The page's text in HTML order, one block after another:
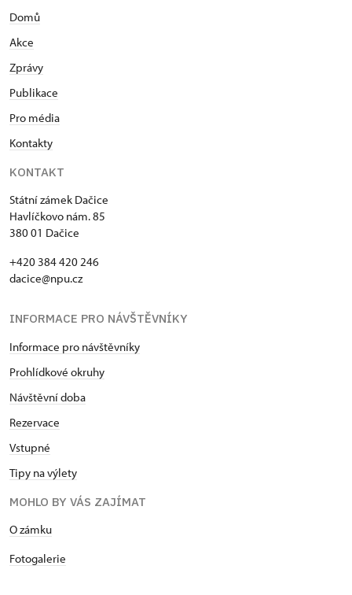
Domů
Akce
Zprávy
Publikace
Pro média
Kontakty
KONTAKT
Státní zámek Dačice
Havlíčkovo nám. 85
380 01 Dačice
+420 384 420 246
dacice@npu.cz
INFORMACE PRO NÁVŠTĚVNÍKY
Informace pro návštěvníky
Prohlídkové okruhy
Návštěvní doba
Rezervace
Vstupné
Tipy na výlety
MOHLO BY VÁS ZAJÍMAT
O zámku
Fotogalerie